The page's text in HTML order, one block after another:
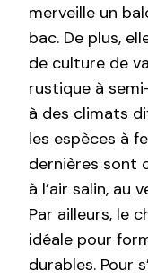
merveille un
bac. De plus,
de culture de
rustique à
à des climats
les espèces à
dernières sont
à l’air salin, au
Par ailleurs, le
idéale pour
durables. Pour